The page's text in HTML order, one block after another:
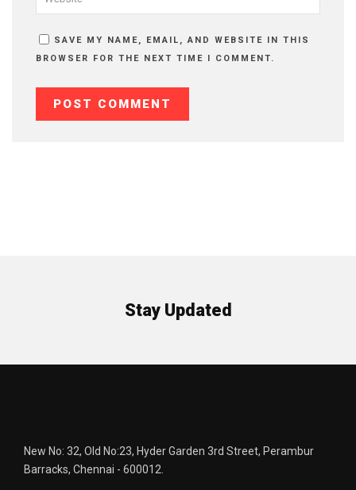
SAVE MY NAME, EMAIL, AND WEBSITE IN THIS
BROWSER FOR THE NEXT TIME I COMMENT.
Stay Updated
New No: 32, Old No:23, Hyder Garden 3rd Street, Perambur
Barracks, Chennai - 600012.